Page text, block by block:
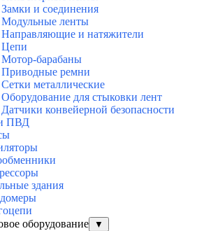
Замки и соединения
Модульные ленты
Направляющие и натяжители
Цепи
Мотор-барабаны
Приводные ремни
Сетки металлические
Оборудование для стыковки лент
Датчики конвейерной безопасности
ПВД
здания
оборудование
▼